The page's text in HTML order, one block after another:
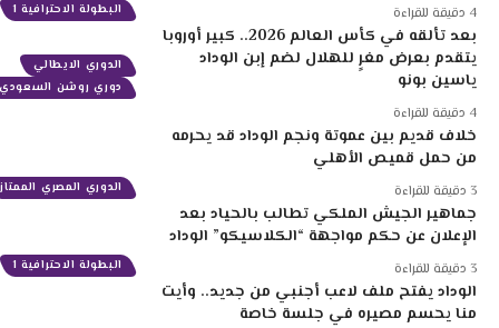
البطولة الاحترافية 1
الدوري الايطالي
دوري روشن السعودي
بعد تألقه في كأس العالم 2026.. كبير أوروبا
يتقدم بعرض مغرٍ للهلال لضم إبن الوداد
ياسين بونو
الدوري المصري الممتاز
خلاف قديم بين عموتة ونجم الوداد قد يحرمه
من حمل قميص الأهلي
البطولة الاحترافية 1
جماهير الجيش الملكي تطالب بالحياد بعد
الإعلان عن حكم مواجهة “الكلاسيكو” الوداد
الوداد يفتح ملف لاعب أجنبي من جديد.. وأيت
منا يحسم مصيره في جلسة خاصة